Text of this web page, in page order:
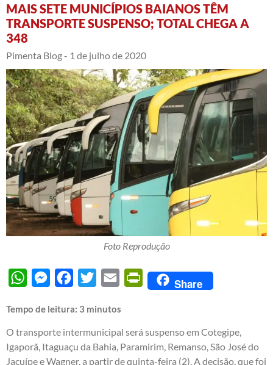
MAIS SETE MUNICÍPIOS BAIANOS TÊM
TRANSPORTE SUSPENSO; TOTAL CHEGA A
348
Pimenta Blog - 1 de julho de 2020
Foto Reprodução
WhatsAppMessengerFacebook
Twitter Email PrintFriendly
Share
Tempo de leitura: 3 minutos
O transporte intermunicipal será suspenso em Cotegipe,
Igaporã, Itaguaçu da Bahia, Paramirim, Remanso, São José do
Jacuípe e Wagner, a partir de quinta-feira (2). A decisão, que foi